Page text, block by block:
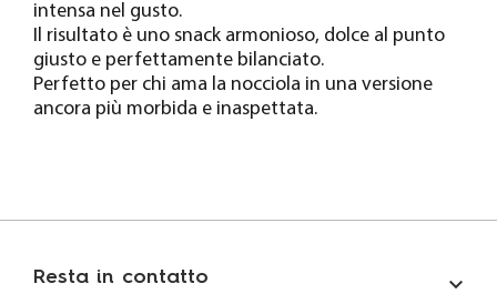
intensa nel gusto.
Il risultato è uno snack armonioso, dolce al punto
giusto e perfettamente bilanciato.
Perfetto per chi ama la nocciola in una versione
ancora più morbida e inaspettata.
Resta in contatto 